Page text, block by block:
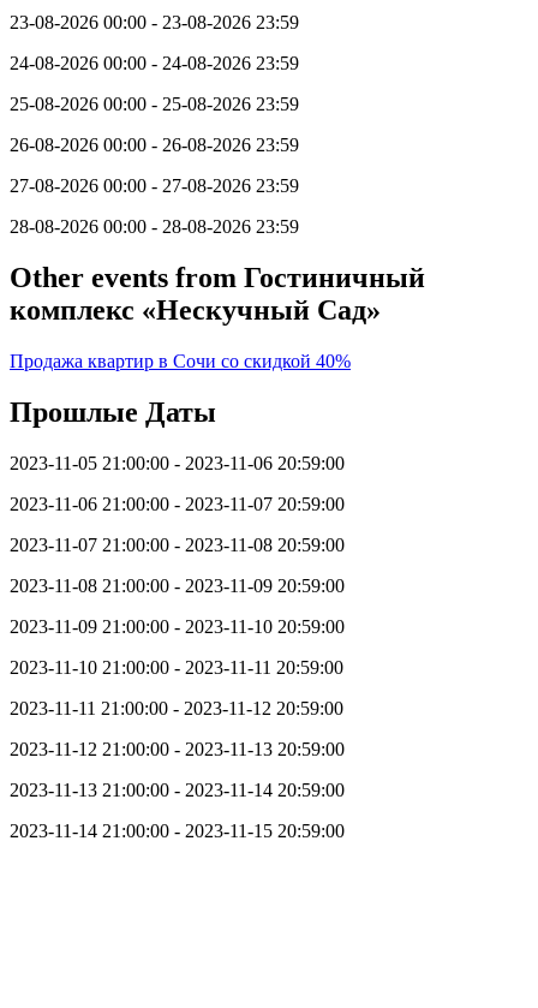
23-08-2026 00:00 - 23-08-2026 23:59
24-08-2026 00:00 - 24-08-2026 23:59
25-08-2026 00:00 - 25-08-2026 23:59
26-08-2026 00:00 - 26-08-2026 23:59
27-08-2026 00:00 - 27-08-2026 23:59
28-08-2026 00:00 - 28-08-2026 23:59
Other events from Гостиничный
комплекс «Нескучный Сад»
Продажа квартир в Сочи со скидкой 40%
Прошлые Даты
2023-11-05 21:00:00 - 2023-11-06 20:59:00
2023-11-06 21:00:00 - 2023-11-07 20:59:00
2023-11-07 21:00:00 - 2023-11-08 20:59:00
2023-11-08 21:00:00 - 2023-11-09 20:59:00
2023-11-09 21:00:00 - 2023-11-10 20:59:00
2023-11-10 21:00:00 - 2023-11-11 20:59:00
2023-11-11 21:00:00 - 2023-11-12 20:59:00
2023-11-12 21:00:00 - 2023-11-13 20:59:00
2023-11-13 21:00:00 - 2023-11-14 20:59:00
2023-11-14 21:00:00 - 2023-11-15 20:59:00